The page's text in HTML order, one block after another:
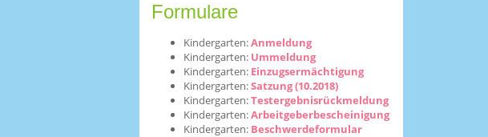
Formulare
Kindergarten:Anmeldung
Kindergarten: Ummeldung
Kindergarten: Einzugsermächtigung
Kindergarten:Satzung (10.2018)
Kindergarten:Testergebnisrückmeldung
Kindergarten:Arbeitgeberbescheinigung
Kindergarten: Beschwerdeformular